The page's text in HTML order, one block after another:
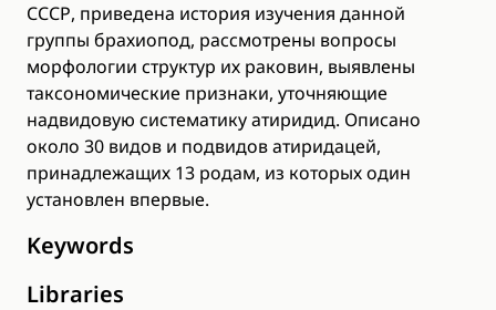
СССР, приведена история изучения данной
группы брахиопод, рассмотрены вопросы
морфологии структур их раковин, выявлены
таксономические признаки, уточняющие
надвидовую систематику атиридид. Описано
около 30 видов и подвидов атиридацей,
принадлежащих 13 родам, из которых один
установлен впервые.
Keywords
Libraries